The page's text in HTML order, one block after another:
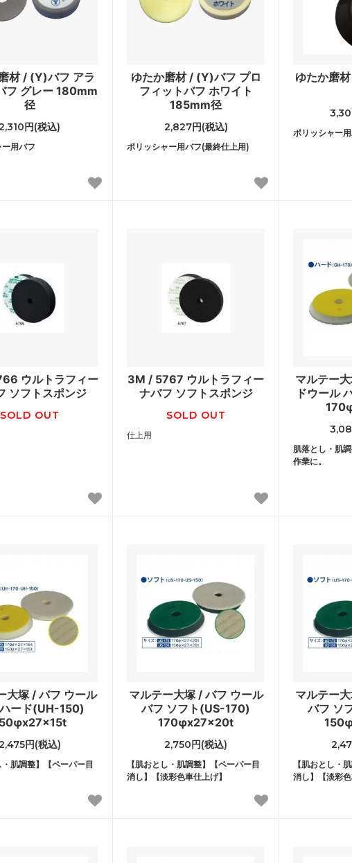
材 / (Y)バフ アラ
フ グレー 180mm
径
円(税込)
用バフ
ゆたか磨材 / (Y)バフ プロ
フィットバフ ホワイト
185mm径
2,827円(税込)
ポリッシャー用バフ(最終仕上用)
ゆたか磨
ポリッシャー
ウルトラフィー
ソフトスポンジ
SOLD OUT
3M / 5767 ウルトラフィー
ナバフ ソフトスポンジ
SOLD OUT
仕上用
マルテー
ドウール
肌落とし・肌
作業に。
大塚 / バフ ウール
ード(UH-150)
円(税込)
・肌調整】【ペーパー目
マルテー大塚 / バフ ウール
バフ ソフト(US-170)
170φx27x20t
2,750円(税込)
【肌おとし・肌調整】【ペーパー目
消し】【淡彩色車仕上げ】
マルテー
バフ ソ
【肌おとし・
消し】【淡彩色